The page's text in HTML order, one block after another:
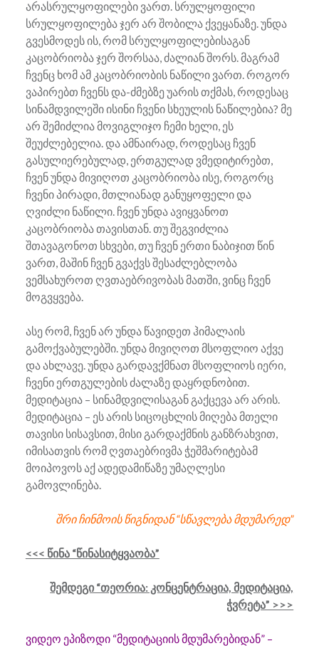
არასრულყოფილები ვართ. სრულყოფილი
სრულყოფილება ჯერ არ შობილა ქვეყანაზე. უნდა
გვესმოდეს ის, რომ სრულყოფილებისაგან
კაცობრიობა ჯერ შორსაა, ძალიან შორს. მაგრამ
ჩვენც ხომ ამ კაცობრიობის ნაწილი ვართ. როგორ
ვაპირებთ ჩვენს და-ძმებზე უარის თქმას, როდესაც
სინამდვილეში ისინი ჩვენი სხეულის ნაწილებია? მე
არ შემიძლია მოვიგლიჯო ჩემი ხელი, ეს
შეუძლებელია. და ამნაირად, როდესაც ჩვენ
გასულიერებულად, ერთგულად ვმედიტირებთ,
ჩვენ უნდა მივიღოთ კაცობრიობა ისე, როგორც
ჩვენი პირადი, მთლიანად განუყოფელი და
ღვიძლი ნაწილი. ჩვენ უნდა ავიყვანოთ
კაცობრიობა თავისთან. თუ შეგვიძლია
შთავაგონოთ სხვები, თუ ჩვენ ერთი ნაბიჯით წინ
ვართ, მაშინ ჩვენ გვაქვს შესაძლებლობა
ვემსახუროთ ღვთაებრივობას მათში, ვინც ჩვენ
მოგვყვება.
ასე რომ, ჩვენ არ უნდა წავიდეთ ჰიმალაის
გამოქვაბულებში. უნდა მივიღოთ მსოფლიო აქვე
და ახლავე. უნდა გარდავქმნათ მსოფლიოს იერი,
ჩვენი ერთგულების ძალაზე დაყრდნობით.
მედიტაცია – სინამდვილისაგან გაქცევა არ არის.
მედიტაცია – ეს არის სიცოცხლის მიღება მთელი
თავისი სისავსით, მისი გარდაქმნის განზრახვით,
იმისათვის რომ ღვთაებრივმა ჭეშმარიტებამ
მოიპოვოს აქ ადედამიწაზე უმაღლესი
გამოვლინება.
შრი ჩინმოის წიგნიდან “სწავლება მდუმარედ”
<<< წინა “წინასიტყვაობა”
შემდეგი “თეორია: კონცენტრაცია, მედიტაცია,
ჭვრეტა” >>>
ვიდეო ეპიზოდი “მედიტაციის მდუმარებიდან” –